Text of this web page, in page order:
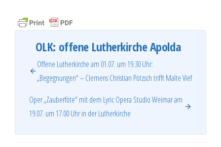
OLK: offene Lutherkirche Apolda
Offene Lutherkirche am 01.07. um 19.30 Uhr:
„Begegnungen“ – Clemens Christian Pötzsch trifft Malte Vief
Oper „Zauberföte“ mit dem Lyric Opera Studio Weimar am
19.07. um 17.00 Uhr in der Lutherkirche